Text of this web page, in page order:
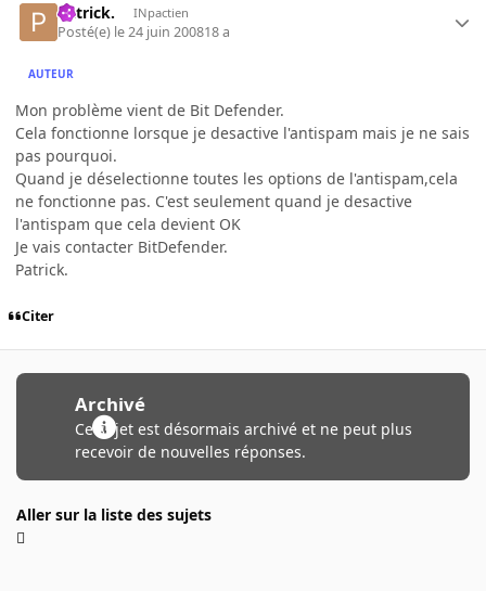
Patrick. INpactien
Posté(e) le 24 juin 200818 a
AUTEUR
Mon problème vient de Bit Defender.
Cela fonctionne lorsque je desactive l'antispam mais je ne sais
pas pourquoi.
Quand je déselectionne toutes les options de l'antispam,cela
ne fonctionne pas. C'est seulement quand je desactive
l'antispam que cela devient OK
Je vais contacter BitDefender.
Patrick.
Citer
Archivé
Ce sujet est désormais archivé et ne peut plus
recevoir de nouvelles réponses.
Aller sur la liste des sujets